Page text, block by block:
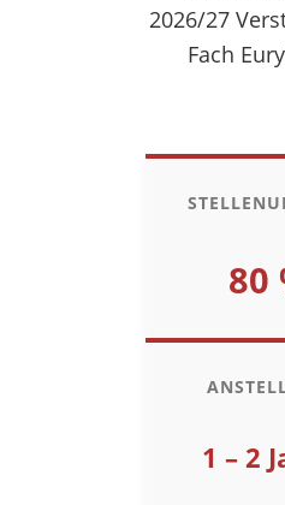
2026/27
Fach
80
1 – 2